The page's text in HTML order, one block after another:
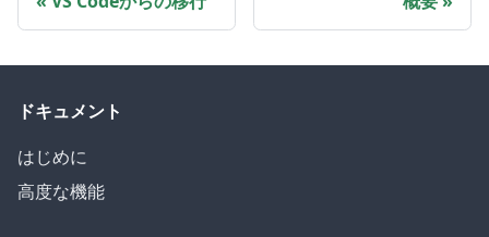
ドキュメント
はじめに
高度な機能